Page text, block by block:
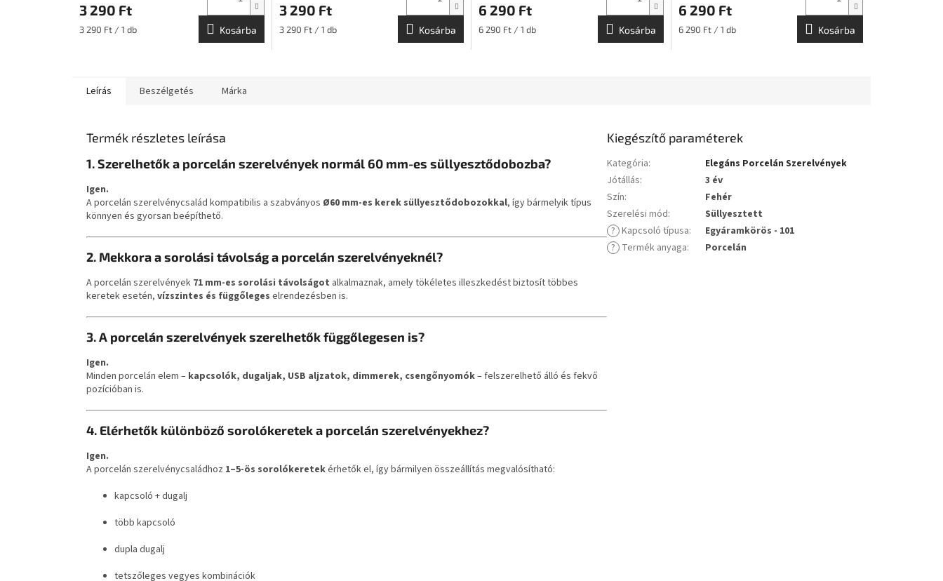
3 290 Ft
Egységár:
3 290 Ft / 1 db Kosárba
3 290 Ft
Egységár:
3 290 Ft / 1 db Kosárba
6 290 Ft
Egységár:
6 290 Ft / 1 db Kosárba
6 290 Ft
Egységár:
6 290 Ft / 1 db Kosárba
Leírás Beszélgetés Márka
Termék részletes leírása
1. Szerelhetők a porcelán szerelvények normál 60 mm-es süllyesztődobozba?
Igen.
A porcelán szerelvénycsalád kompatibilis a szabványos Ø60 mm-es kerek süllyesztődobozokkal, így bármelyik típus
könnyen és gyorsan beépíthető.
2. Mekkora a sorolási távolság a porcelán szerelvényeknél?
A porcelán szerelvények 71 mm-es sorolási távolságot alkalmaznak, amely tökéletes illeszkedést biztosít többes
keretek esetén, vízszintes és függőleges elrendezésben is.
3. A porcelán szerelvények szerelhetők függőlegesen is?
Igen.
Minden porcelán elem – kapcsolók, dugaljak, USB aljzatok, dimmerek, csengőnyomók– felszerelhető álló és fekvő
pozícióban is.
4. Elérhetők különböző sorolókeretek a porcelán szerelvényekhez?
Igen.
A porcelán szerelvénycsaládhoz 1–5-ös sorolókeretekérhetők el, így bármilyen összeállítás megvalósítható:
kapcsoló + dugalj
több kapcsoló
dupla dugalj
tetszőleges vegyes kombinációk
Kiegészítő paraméterek
Kategória:
Elegáns Porcelán Szerelvények
Jótállás:
3 év
Szín:
Fehér
Szerelési mód:
Süllyesztett
? Kapcsoló típusa:
Egyáramkörös - 101
? Termék anyaga: Porcelán